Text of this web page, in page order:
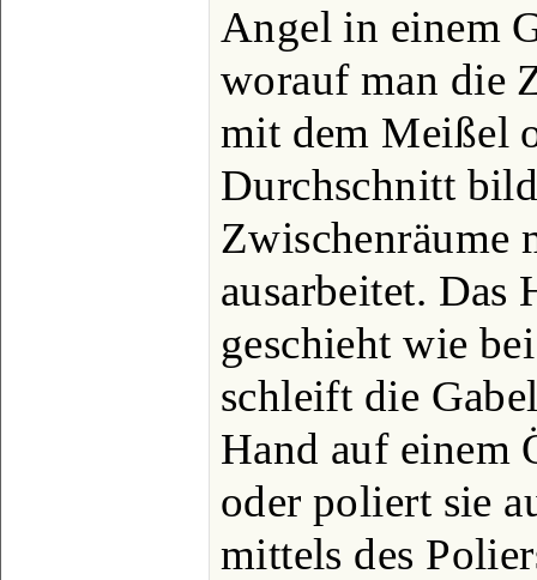
Angel in einem
worauf man die
mit dem Meißel
Durchschnitt
Zwischenräume
ausarbeitet. Das
geschieht wie
schleift die
Hand auf einem
oder poliert sie
mittels des